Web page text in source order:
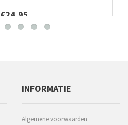
€24,95
INFORMATIE
Algemene voorwaarden